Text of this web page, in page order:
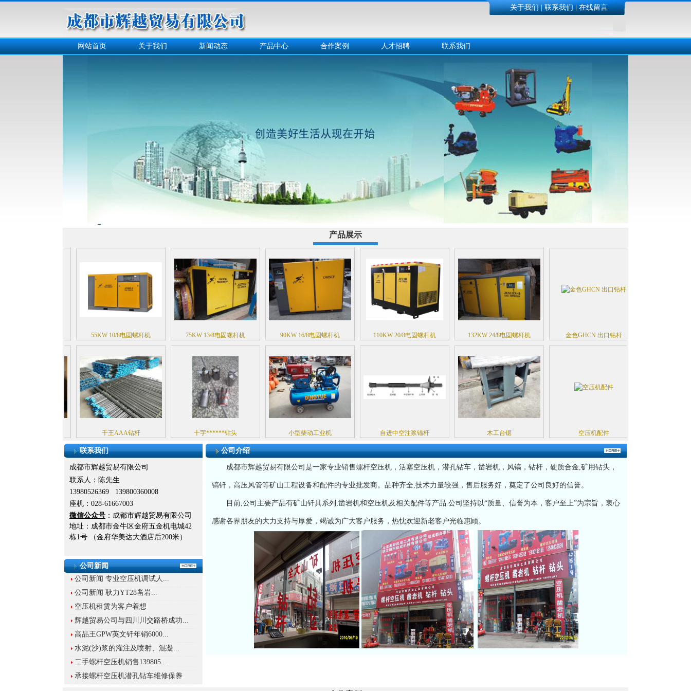
关于我们|联系我们|在线留言
网站首页 关于我们 新闻动态 产品中心 合作案例 人才招聘 联系我们
产品展示
55KW 10/8电固螺杆机 75KW 13/8电固螺杆机 90KW 16/8电固螺杆机 110KW 20/8电固螺杆机 132KW 24/8电固螺杆机 金色GHCN 出口钻杆
千王AAA钻杆 十字******钻头 小型柴动工业机 自进中空注浆锚杆 木工台锯 空压机配件
联系我们
成都市辉越贸易有限公司
联系人： 陈先生
13980526369
139800360008
座机：028-61667003
微信公众号 ：成都市辉越贸易有限公司
地址：成都市金牛区金府五金机电城42
栋1号 （金府华美达大酒店后200米）
公司新闻
公司新闻 专业空压机调试人...
公司新闻 耿力YT28凿岩...
空压机租赁为客户着想
辉越贸易公司与四川川交路桥成功...
高品王GPW英文钎年销6000...
水泥(沙)浆的灌注及喷射、混凝...
二手螺杆空压机销售139805...
承接螺杆空压机潜孔钻车维修保养
公司介绍
成都市辉越贸易有限公司是一家专业销售螺杆空压机，活塞空压机，潜孔钻车，凿岩机，风镐，钻杆，硬质合金,矿用钻头，
镐钎，高压风管等矿山工程设备和配件的专业批发商。品种齐全,技术力量较强，售后服务好，奠定了公司良好的信誉。
目前,公司主要产品有矿山钎具系列,凿岩机和空压机及相关配件等产品.公司坚持以“质量、信誉为本，客户至上”为宗旨，衷心
感谢各界朋友的大力支持与厚爱，竭诚为广大客户服务，热忱欢迎新老客户光临惠顾。